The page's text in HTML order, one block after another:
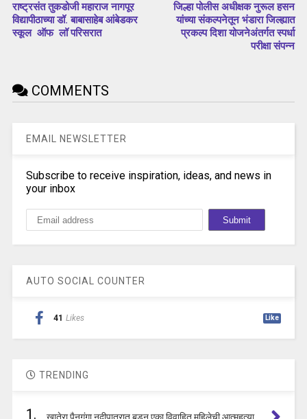
राष्ट्रसंत तुकडोजी महाराज नागपूर
विद्यापीठाच्या डॉ. बाबासाहेब आंबेडकर
स्कूल ऑफ लॉ परिसरात
जिल्हा पोलीस अधीक्षक नुरूल हसन
यांच्या संकल्पनेतून भंडारा जिल्ह्यात
प्रकल्प दिशा योजनेअंतर्गत स्पर्धा
परीक्षा संपन्न
COMMENTS
EMAIL NEWSLETTER
Subscribe to receive inspiration, ideas, and news in
your inbox
AUTO SOCIAL COUNTER
41 Likes Like
TRENDING
1.